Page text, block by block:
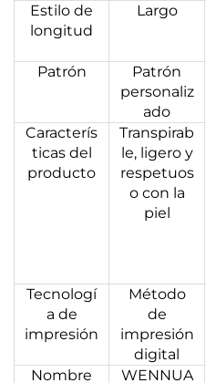
Estilo de
longitud
Largo
Patrón
Patrón
personaliz
ado
Caracterís
ticas del
producto
Transpirab
le, ligero y
respetuos
o con la
piel
Tecnologí
a de
impresión
Método
de
impresión
digital
Nombre
WENNUA